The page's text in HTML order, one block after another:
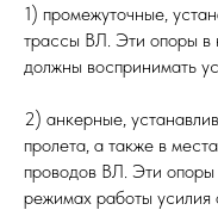
1) промежуточные,
трассы ВЛ. Эти опоры в
должны воспринимать
2) анкерные,
пролета, а также в
проводов ВЛ. Эти
режимах работы усилия